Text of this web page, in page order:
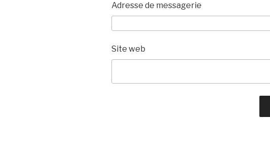
Adresse de messagerie
Site web